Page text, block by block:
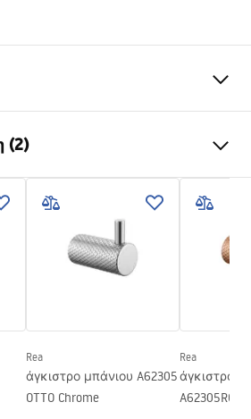
Βιδωτός
595
23mm
68mm
(2)
_24.pdf
Rea
άγκιστρο μπάνιου A62305
OTTO Chrome
Rea
άγκιστρο
A62305RG